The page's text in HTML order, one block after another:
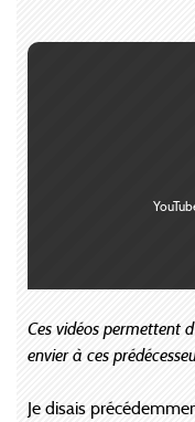
Ces vidéos permettent
envier à ces
Je disais